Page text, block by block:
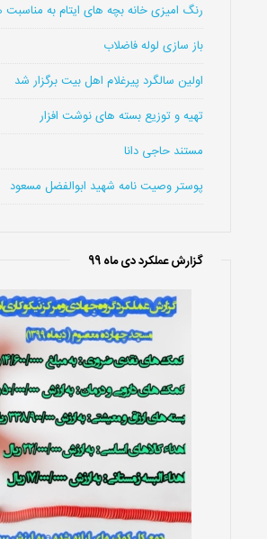
رنگ امیزی خانه بچه های ایتام به
باز سازی لوله فاضلاب
اولین سالگرد پیرغلام اهل بیت برگزار شد
تهیه و توزیع بسته های نوشت افزار
مستند حاجی دانا
پوستر وصیت نامه شهید ابوالفضل مسعود
گزارش عملکرد دی ماه 99